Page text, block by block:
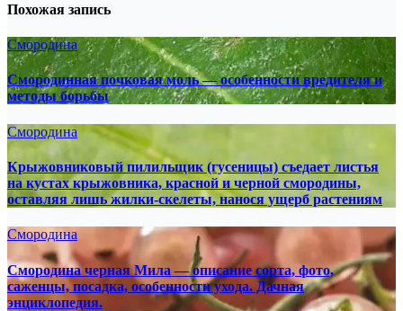
Похожая запись
Смородина
Смородинная почковая моль — особенности вредителя и
методы борьбы
Смородина
Крыжовниковый пилильщик (гусеницы) съедает листья
на кустах крыжовника, красной и черной смородины,
оставляя лишь жилки-скелеты, нанося ущерб растениям
Смородина
Смородина черная Мила — описание сорта, фото,
саженцы, посадка, особенности ухода. Дачная
энциклопедия.